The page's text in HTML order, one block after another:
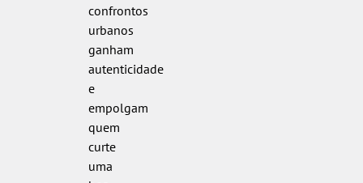
confrontos
urbanos
ganham
autenticidade
e
empolgam
quem
curte
uma